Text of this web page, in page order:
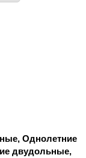
Однолетние
двудольные,